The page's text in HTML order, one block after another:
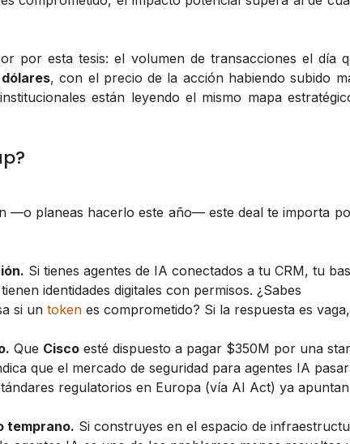
por esta tesis: el volumen de transacciones el día
, con el precio de la acción habiendo subido
están leyendo el mismo mapa
—o planeas hacerlo este año— este deal te importa
Si tienes agentes de IA conectados a tu CRM, tu
identidades digitales con permisos. ¿Sabes
si un token es comprometido? Si la respuesta es vaga,
Que Cisco esté dispuesto a pagar $350M por una
que el mercado de seguridad para agentes IA
regulatorios en Europa (vía AI Act) ya
temprano. Si construyes en el espacio de